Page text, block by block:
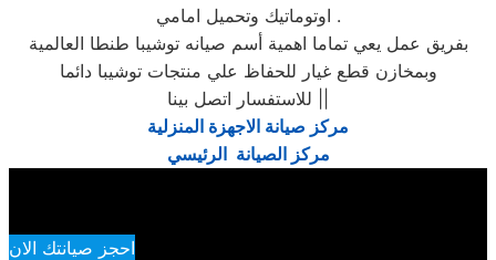
اوتوماتيك وتحميل امامي .
بفريق عمل يعي تماما اهمية أسم صيانه توشيبا طنطا العالمية
وبمخازن قطع غيار للحفاظ علي منتجات توشيبا دائما
مركز صيانة الاجهزة المنزلية
مركز الصيانة الرئيسي
احجز صيانتك الان